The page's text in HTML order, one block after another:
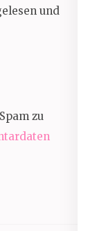
und
zu